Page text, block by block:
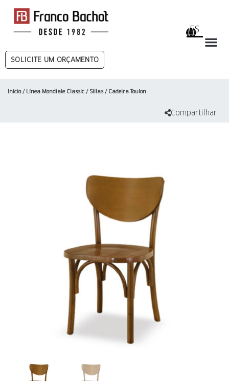
SOLICITE UM ORÇAMENTO
ES
Inicio/ Línea Mondiale Classic / Sillas/ Cadeira Toulon
Compartilhar